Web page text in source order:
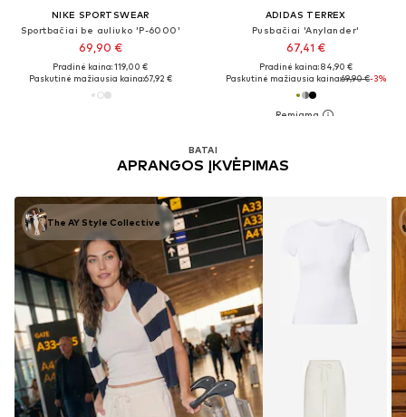
NIKE SPORTSWEAR
Sportbačiai be auliuko 'P-6000'
69,90 €
Pradinė kaina: 119,00 €
Paskutinė mažiausia kaina:67,92 €
ADIDAS TERREX
Pusbačiai 'Anylander'
67,41 €
Pradinė kaina: 84,90 €
Paskutinė mažiausia kaina:69,90 €-3%
BATAI
APRANGOS ĮKVĖPIMAS
The AY Style Collective